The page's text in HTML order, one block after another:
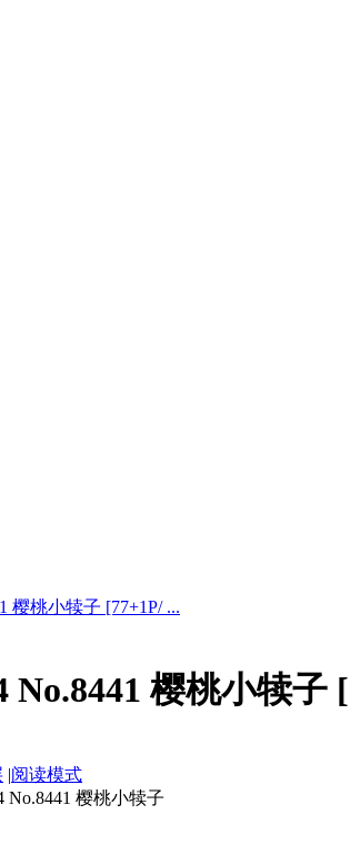
樱桃小犊子 [77+1P/ ...
樱桃小犊子
|阅读模式
No.8441 樱桃小犊子